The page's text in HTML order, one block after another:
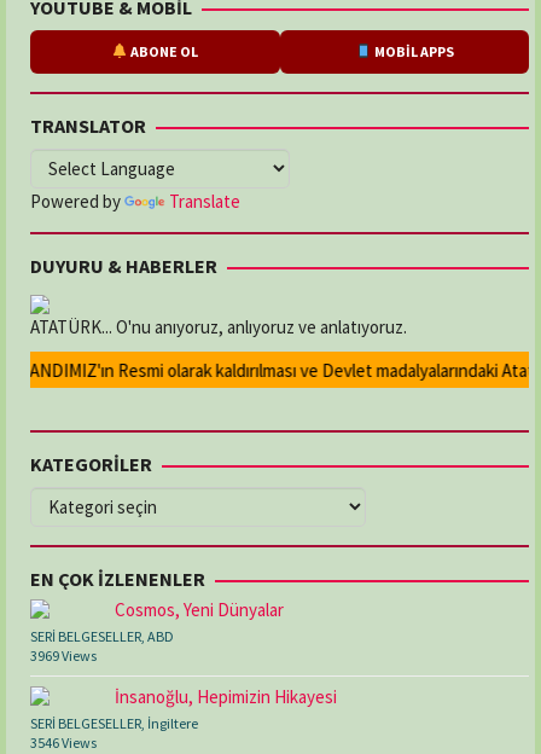
YOUTUBE & MOBİL
ABONE OL MOBİL APPS
TRANSLATOR
Powered by Translate
DUYURU & HABERLER
ATATÜRK... O'nu anıyoruz, anlıyoruz ve anlatıyoruz.
Resmi olarak kaldırılması ve Devlet madalyalarındaki
KATEGORİLER
KATEGORİLER
EN ÇOK İZLENENLER
Cosmos, Yeni Dünyalar
SERİ BELGESELLER, ABD
3969 Views
İnsanoğlu, Hepimizin Hikayesi
SERİ BELGESELLER, İngiltere
3546 Views